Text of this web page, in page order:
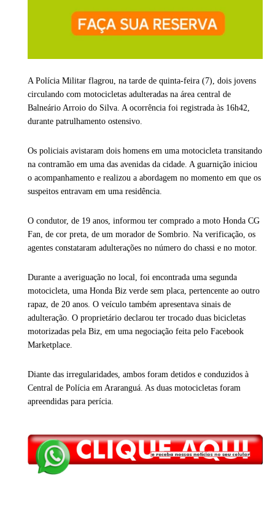
A Polícia Militar flagrou, na tarde de quinta-feira (7), dois jovens
circulando com motocicletas adulteradas na área central de
Balneário Arroio do Silva. A ocorrência foi registrada às 16h42,
durante patrulhamento ostensivo.
Os policiais avistaram dois homens em uma motocicleta transitando
na contramão em uma das avenidas da cidade. A guarnição iniciou
o acompanhamento e realizou a abordagem no momento em que os
suspeitos entravam em uma residência.
O condutor, de 19 anos, informou ter comprado a moto Honda CG
Fan, de cor preta, de um morador de Sombrio. Na verificação, os
agentes constataram adulterações no número do chassi e no motor.
Durante a averiguação no local, foi encontrada uma segunda
motocicleta, uma Honda Biz verde sem placa, pertencente ao outro
rapaz, de 20 anos. O veículo também apresentava sinais de
adulteração. O proprietário declarou ter trocado duas bicicletas
motorizadas pela Biz, em uma negociação feita pelo Facebook
Marketplace.
Diante das irregularidades, ambos foram detidos e conduzidos à
Central de Polícia em Araranguá. As duas motocicletas foram
apreendidas para perícia.